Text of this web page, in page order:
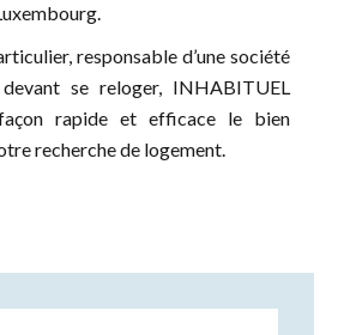
responsable d’une société
se reloger, INHABITUEL
rapide et efficace le bien
recherche de logement.